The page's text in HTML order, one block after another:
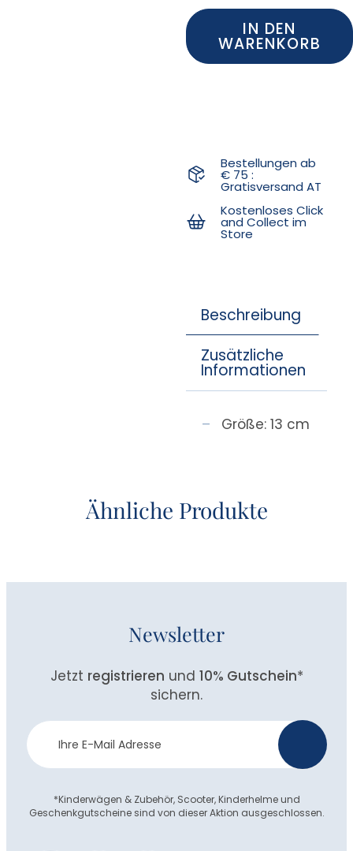
IN DEN
WARENKORB
Bestellungen ab
€ 75 :
Gratisversand AT
Kostenloses Click
and Collect im
Store
Beschreibung
Zusätzliche
Informationen
Größe: 13 cm
Ähnliche Produkte
Newsletter
Jetzt registrieren und 10% Gutschein*
sichern.
Newsletter
Anmeldung
*Kinderwägen & Zubehör, Scooter, Kinderhelme und
Geschenkgutscheine sind von dieser Aktion ausgeschlossen.